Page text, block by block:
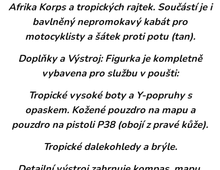
Afrika Korps a tropických rajtek. Součástí je i
bavlněný nepromokavý kabát pro
motocyklisty a šátek proti potu (tan).
Doplňky a Výstroj: Figurka je kompletně
vybavena pro službu v poušti:
Tropické vysoké boty a Y-popruhy s
opaskem. Kožené pouzdro na mapu a
pouzdro na pistoli P38 (obojí z pravé kůže).
Tropické dalekohledy a brýle.